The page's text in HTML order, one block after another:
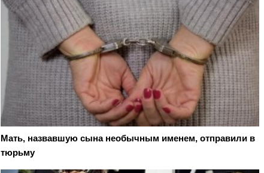
Мать, назвавшую сына необычным именем, отправили в
тюрьму